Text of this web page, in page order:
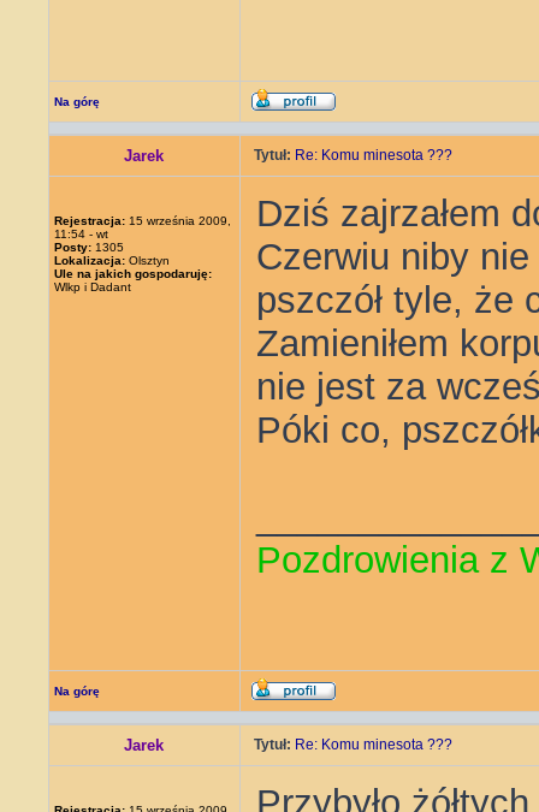
Na górę
Jarek Tytuł: Re: Komu minesota ???
Rejestracja: 15 września 2009,
11:54 - wt
Posty: 1305
Lokalizacja: Olsztyn
Ule na jakich gospodaruję:
Wlkp i Dadant
Dziś zajrzałem
Czerwiu niby
pszczół tyle, że
Zamieniłem
nie jest za
Póki co,
Pozdrowienia z
Na górę
Jarek Tytuł: Re: Komu minesota ???
Przybyło